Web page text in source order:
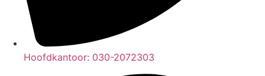
Hoofdkantoor: 030-2072303